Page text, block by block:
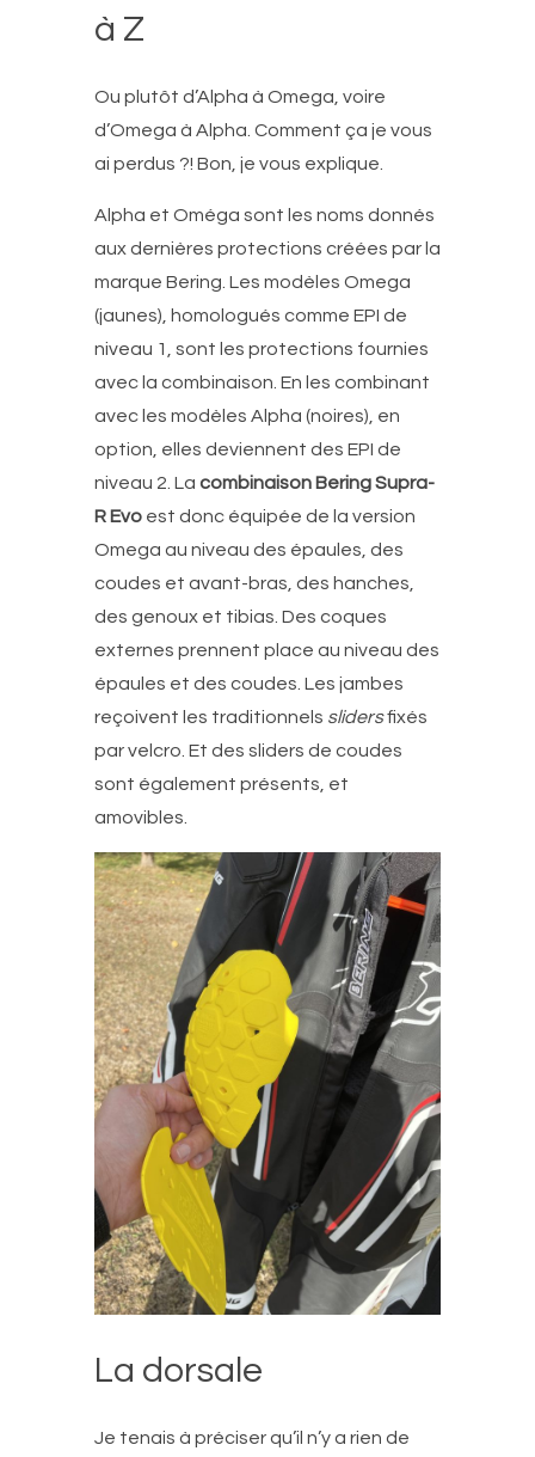
à Z
Ou plutôt d’Alpha à Omega, voire
d’Omega à Alpha. Comment ça je vous
ai perdus ?! Bon, je vous explique.
Alpha et Oméga sont les noms donnés
aux dernières protections créées par la
marque Bering. Les modèles Omega
(jaunes), homologués comme EPI de
niveau 1, sont les protections fournies
avec la combinaison. En les combinant
avec les modèles Alpha (noires), en
option, elles deviennent des EPI de
niveau 2. La combinaison Bering Supra-
R Evo est donc équipée de la version
Omega au niveau des épaules, des
coudes et avant-bras, des hanches,
des genoux et tibias. Des coques
externes prennent place au niveau des
épaules et des coudes. Les jambes
reçoivent les traditionnels slidersfixés
par velcro. Et des sliders de coudes
sont également présents, et
amovibles.
La dorsale
Je tenais à préciser qu’il n’y a rien de